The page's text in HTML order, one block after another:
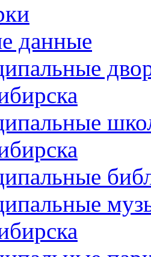
данные